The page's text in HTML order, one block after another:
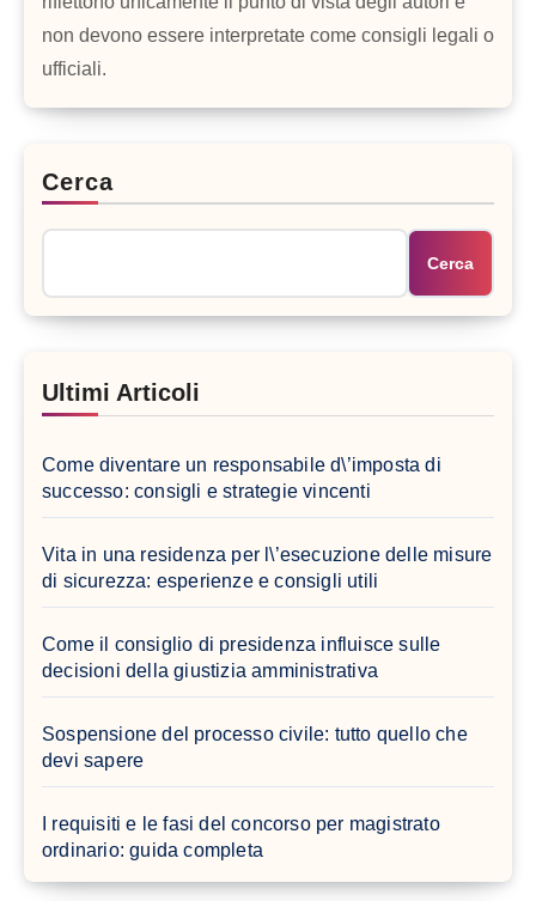
non devono essere interpretate come consigli legali o
ufficiali.
Cerca
Cerca
Ultimi Articoli
Come diventare un responsabile d\’imposta di
successo: consigli e strategie vincenti
Vita in una residenza per l\’esecuzione delle misure
di sicurezza: esperienze e consigli utili
Come il consiglio di presidenza influisce sulle
decisioni della giustizia amministrativa
Sospensione del processo civile: tutto quello che
devi sapere
I requisiti e le fasi del concorso per magistrato
ordinario: guida completa